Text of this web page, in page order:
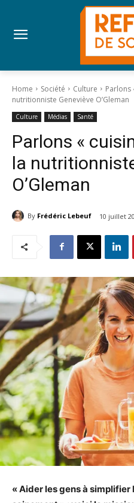
Home Société Culture
Parlons
nutritionniste Geneviève O’Gleman
Culture Médias Santé
Parlons «
la
O’Gleman
By Frédéric Lebeuf 10 juillet
« Aider les gens à